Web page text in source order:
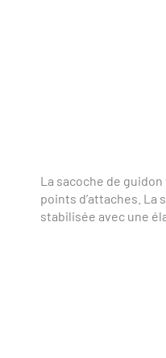
La sacoche de
points d’attaches. La
stabilisée avec une